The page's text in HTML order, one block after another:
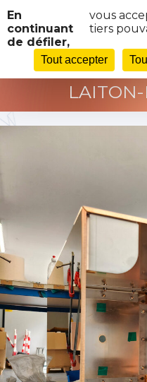
Panneau de gestion des
En
continuant
de défiler,
vous
tiers
Tout accepter